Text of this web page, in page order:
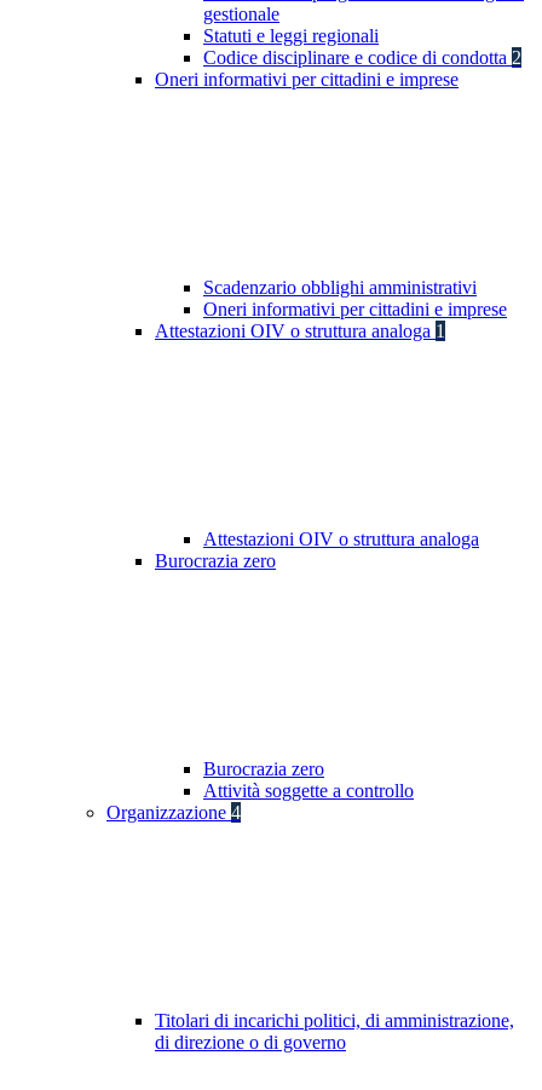
gestionale
Statuti e leggi regionali
Codice disciplinare e codice di condotta 2
Oneri informativi per cittadini e imprese
Scadenzario obblighi amministrativi
Oneri informativi per cittadini e imprese
Attestazioni OIV o struttura analoga 1
Attestazioni OIV o struttura analoga
Burocrazia zero
Burocrazia zero
Attività soggette a controllo
Organizzazione 4
Titolari di incarichi politici, di amministrazione,
di direzione o di governo